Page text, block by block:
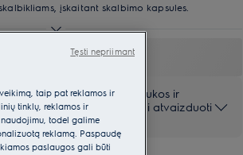
įskaitant skalbimo kapsules.
galerijoje pateiktos nuotraukos ir
iliustraciniai ir gali netiksliai atvaizduoti
taip pat reklamos ir
tinklų, reklamos ir
todėl galime
reklamą. Paspaudę
paslaugos gali būti
Tęsti nepriimant